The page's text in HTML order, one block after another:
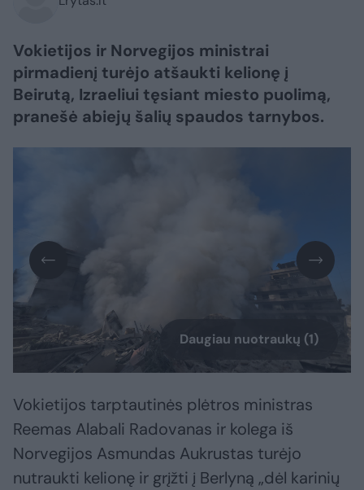
Vokietijos ir Norvegijos ministrai
pirmadienį turėjo atšaukti kelionę į
Beirutą, Izraeliui tęsiant miesto puolimą,
pranešė abiejų šalių spaudos tarnybos.
Daugiau nuotraukų (1)
Vokietijos tarptautinės plėtros ministras
Reemas Alabali Radovanas ir kolega iš
Norvegijos Asmundas Aukrustas turėjo
nutraukti kelionę ir grįžti į Berlyną „dėl karinių